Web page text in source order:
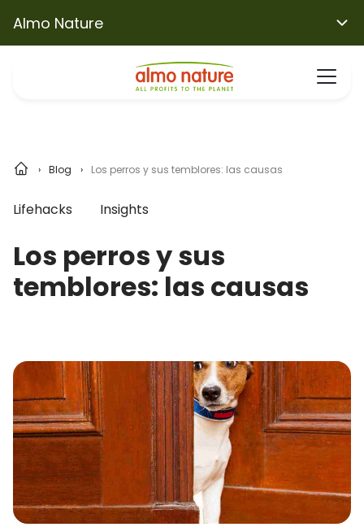
Almo Nature
Blog Los perros y sus temblores: las causas
Lifehacks Insights
Los perros y sus
temblores: las causas